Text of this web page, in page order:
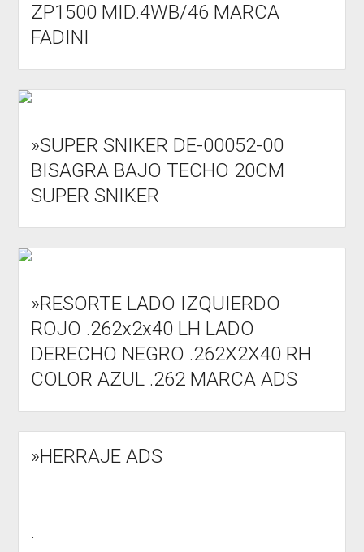
ZP1500 MID.4WB/46 MARCA
FADINI
»SUPER SNIKER DE-00052-00
BISAGRA BAJO TECHO 20CM
SUPER SNIKER
»RESORTE LADO IZQUIERDO
ROJO .262x2x40 LH LADO
DERECHO NEGRO .262X2X40 RH
COLOR AZUL .262 MARCA ADS
»HERRAJE ADS
.